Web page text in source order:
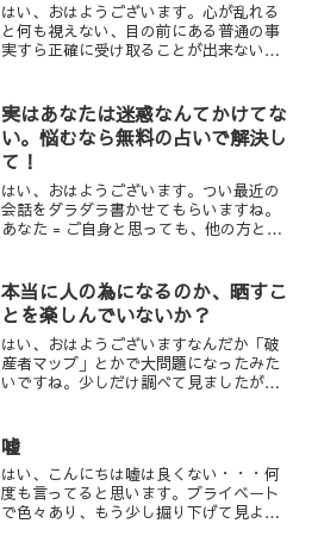
はい、おはようございます。心が乱れる
と何も視えない、目の前にある普通の事
実すら正確に受け取ることが出来ない。
い）真意も、イライラすると視えない表
情から感情を読み取るとか...
実はあなたは迷惑なんてかけてな
い。悩むなら無料の占いで解決し
て！
はい、おはようございます。つい最近の
会話をダラダラ書かせてもらいますね。
あなた = ご自身と思っても、他の方と思
に辛くなって仕事を休んでしまう。」亀
「うん、いいんじゃない...
本当に人の為になるのか、晒すこ
とを楽しんでいないか？
はい、おはようございますなんだか「破
産者マップ」とかで大問題になったみた
いですね。少しだけ調べて見ましたが、
っても色々と有ると思うんです。①ギャ
ンブルなど、悪質な自責で...
嘘
はい、こんにちは嘘は良くない・・・何
度も言ってると思います。プライベート
で色々あり、もう少し掘り下げて見よう